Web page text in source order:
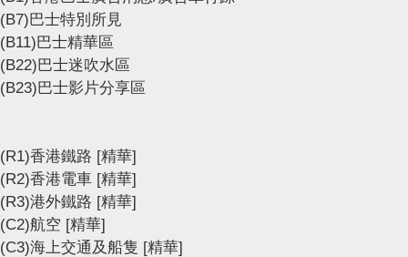
(B7)巴士特別所見
(B11)巴士精華區
(B22)巴士迷吹水區
(B23)巴士影片分享區
(R1)香港鐵路 [精華]
(R2)香港電車 [精華]
(R3)港外鐵路 [精華]
(C2)航空 [精華]
(C3)海上交通及船隻 [精華]